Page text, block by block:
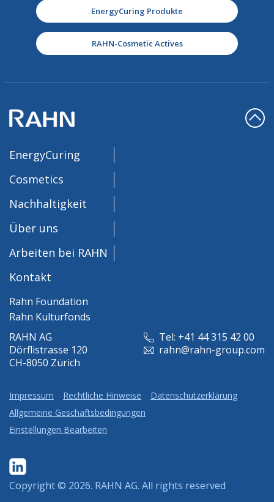
EnergyCuring Produkte
RAHN-Cosmetic Actives
RAHN AG
Dörflistrasse 120
CH-8050 Zürich
Tel: +41 44 315 42 00
rahn@rahn-group.com
EnergyCuring
Cosmetics
Nachhaltigkeit
Über uns
Arbeiten bei RAHN
Kontakt
Rahn Foundation
Rahn Kulturfonds
Impressum Rechtliche Hinweise
Datenschutzerklärung
Allgemeine Geschäftsbedingungen
Einstellungen Bearbeiten
Copyright © 2026. RAHN AG. All rights reserved